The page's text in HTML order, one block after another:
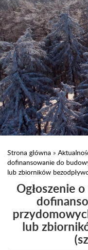
Strona główna »
dofinansowanie do
lub zbiorników
Ogłoszenie
lub